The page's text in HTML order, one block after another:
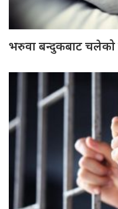
भरुवा बन्दुकबाट चलेको